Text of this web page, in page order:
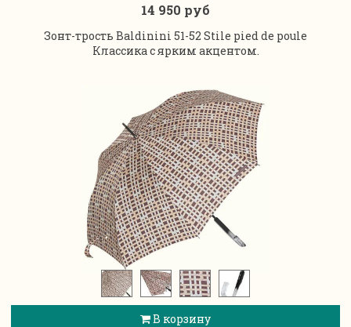
14 950 руб
Зонт-трость Baldinini 51-52 Stile pied de poule
Классика с ярким акцентом.
В корзину